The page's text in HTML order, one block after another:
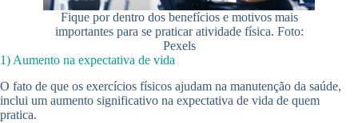
Fique por dentro dos benefícios e motivos mais
importantes para se praticar atividade física. Foto:
Pexels
1) Aumento na expectativa de vida
O fato de que os exercícios físicos ajudam na manutenção da saúde,
inclui um aumento significativo na expectativa de vida de quem
pratica.